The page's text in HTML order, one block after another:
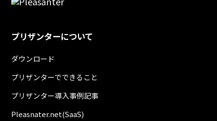
プリザンターについて
ダウンロード
プリザンターでできること
プリザンター導入事例記事
Pleasnater.net(SaaS)